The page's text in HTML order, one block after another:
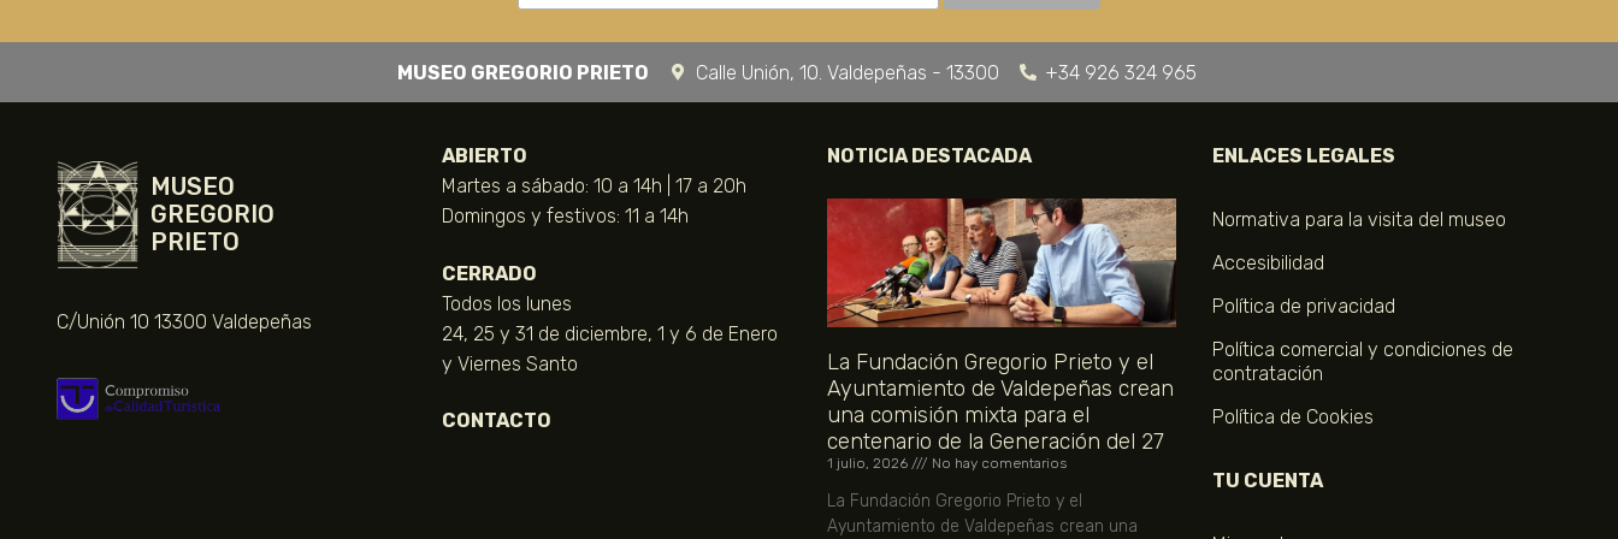
MUSEO GREGORIO PRIETO Calle Unión, 10. Valdepeñas - 13300 +34 926 324 965
MUSEO
GREGORIO
PRIETO
C/Unión 10 13300 Valdepeñas
ABIERTO
Martes a sábado: 10 a 14h | 17 a 20h
Domingos y festivos: 11 a 14h
CERRADO
Todos los lunes
24, 25 y 31 de diciembre, 1 y 6 de Enero
y Viernes Santo
CONTACTO
NOTICIA DESTACADA
La Fundación Gregorio Prieto y el
Ayuntamiento de Valdepeñas crean
una comisión mixta para el
centenario de la Generación del 27
1 julio, 2026 No hay comentarios
La Fundación Gregorio Prieto y el
Ayuntamiento de Valdepeñas crean una
ENLACES LEGALES
Normativa para la visita del museo
Accesibilidad
Política de privacidad
Política comercial y condiciones de
contratación
Política de Cookies
TU CUENTA